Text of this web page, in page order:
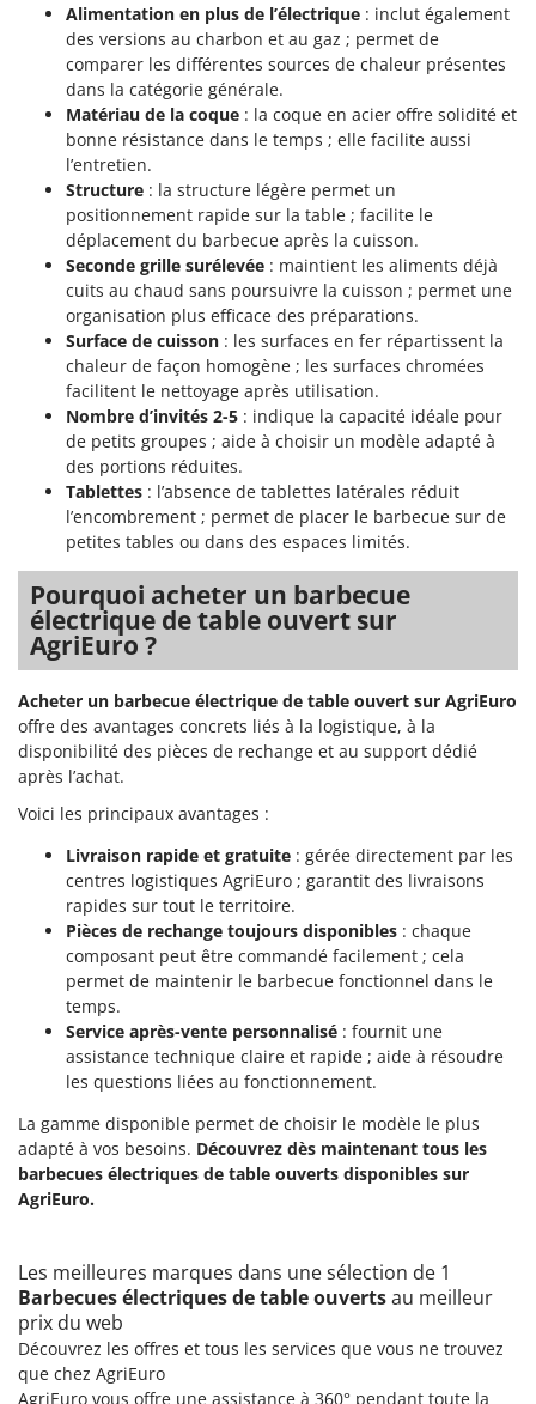
Socs pour tracteur
Souffleurs aspirateurs pour Feuilles
Soufreuses - Poudreuses à dos
Soufreuses - Poudreuses pour tracteur
Taille-haies
Taille-haies à bras pour tracteur
Tarières
Tondeuses à Gazon
Tondeuses autoportées
Tondeuses débroussailleuses thermiques
Trancheuses
Trancheuses de sol
Transpalettes
Treuils de débardage
Tronçonneuses
V
Vêtements de Sécurité
Vibroculteurs à tracteur
KAAZ
Karcher
Kasco
Kemper
Keter
KitchenAid
Komo
Laica
Lampacrescia - MGM
Landxcape
LAR Casalinghi
Lavor
Linea VZ
Lisam
M
M.A.I.BO.
Macom
Macte Ovens
Makita
MAMMAMIA
Marcato
Marina Systems
Master
Mastercook
Masterpro
McCulloch
MCH
Michelin
Mille
Minox
Mockmill
More than chef
MOVA
Mowox
MTD
Alimentation en plus de l’électrique : inclut également
des versions au charbon et au gaz ; permet de
comparer les différentes sources de chaleur présentes
dans la catégorie générale.
Matériau de la coque : la coque en acier offre solidité et
bonne résistance dans le temps ; elle facilite aussi
l’entretien.
Structure : la structure légère permet un
positionnement rapide sur la table ; facilite le
déplacement du barbecue après la cuisson.
Seconde grille surélevée : maintient les aliments déjà
cuits au chaud sans poursuivre la cuisson ; permet une
organisation plus efficace des préparations.
Surface de cuisson : les surfaces en fer répartissent la
chaleur de façon homogène ; les surfaces chromées
facilitent le nettoyage après utilisation.
Nombre d’invités 2-5 : indique la capacité idéale pour
de petits groupes ; aide à choisir un modèle adapté à
des portions réduites.
Tablettes : l’absence de tablettes latérales réduit
l’encombrement ; permet de placer le barbecue sur de
petites tables ou dans des espaces limités.
Pourquoi acheter un barbecue
électrique de table ouvert sur
AgriEuro ?
Acheter un barbecue électrique de table ouvert sur AgriEuro
offre des avantages concrets liés à la logistique, à la
disponibilité des pièces de rechange et au support dédié
après l’achat.
Voici les principaux avantages :
Livraison rapide et gratuite : gérée directement par les
centres logistiques AgriEuro ; garantit des livraisons
rapides sur tout le territoire.
Pièces de rechange toujours disponibles : chaque
composant peut être commandé facilement ; cela
permet de maintenir le barbecue fonctionnel dans le
temps.
Service après-vente personnalisé : fournit une
assistance technique claire et rapide ; aide à résoudre
les questions liées au fonctionnement.
La gamme disponible permet de choisir le modèle le plus
adapté à vos besoins. Découvrez dès maintenant tous les
barbecues électriques de table ouverts disponibles sur
AgriEuro.
Les meilleures marques dans une sélection de 1
Barbecues électriques de table ouvertsau meilleur
prix du web
Découvrez les offres et tous les services que vous ne trouvez
que chez AgriEuro
AgriEuro vous offre une assistance à 360° pendant toute la